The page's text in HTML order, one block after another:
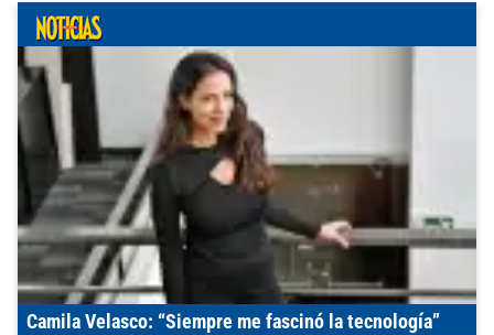
Camila Velasco: “Siempre me fascinó la tecnología”